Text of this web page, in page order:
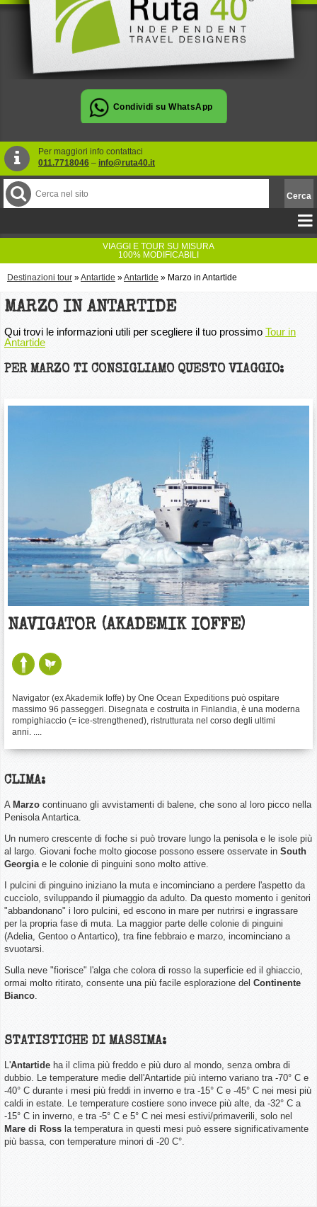
Per maggiori info contattaci
011.7718046 – info@ruta40.it
VIAGGI E TOUR SU MISURA
100% MODIFICABILI
Destinazioni tour »Antartide »Antartide » Marzo in Antartide
MARZO IN ANTARTIDE
Qui trovi le informazioni utili per scegliere il tuo prossimo Tour in
Antartide
PER MARZO TI CONSIGLIAMO QUESTO VIAGGIO:
NAVIGATOR (AKADEMIK IOFFE)
Navigator (ex Akademik Ioffe) by One Ocean Expeditions può ospitare
massimo 96 passeggeri. Disegnata e costruita in Finlandia, è una moderna
rompighiaccio (= ice-strengthened), ristrutturata nel corso degli ultimi
anni. ....
CLIMA:
A Marzo continuano gli avvistamenti di balene, che sono al loro picco nella
Penisola Antartica.
Un numero crescente di foche si può trovare lungo la penisola e le isole più
al largo. Giovani foche molto giocose possono essere osservate in South
Georgia e le colonie di pinguini sono molto attive.
I pulcini di pinguino iniziano la muta e incominciano a perdere l'aspetto da
cucciolo, sviluppando il piumaggio da adulto. Da questo momento i genitori
"abbandonano" i loro pulcini, ed escono in mare per nutrirsi e ingrassare
per la propria fase di muta. La maggior parte delle colonie di pinguini
(Adelia, Gentoo o Antartico), tra fine febbraio e marzo, incominciano a
svuotarsi.
Sulla neve "fiorisce" l'alga che colora di rosso la superficie ed il ghiaccio,
ormai molto ritirato, consente una più facile esplorazione del Continente
Bianco
STATISTICHE DI MASSIMA:
L'Antartide ha il clima più freddo e più duro al mondo, senza ombra di
dubbio. Le temperature medie dell'Antartide più interno variano tra -70° C e
-40° C durante i mesi più freddi in inverno e tra -15° C e -45° C nei mesi più
caldi in estate. Le temperature costiere sono invece più alte, da -32° C a
-15° C in inverno, e tra -5° C e 5° C nei mesi estivi/primaverili , solo nel
Mare di Ross la temperatura in questi mesi può essere significativamente
più bassa, con temperature minori di -20 C°.